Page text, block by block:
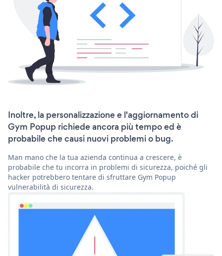
Inoltre, la personalizzazione e l'aggiornamento di
Gym Popup richiede ancora più tempo ed è
probabile che causi nuovi problemi o bug.
Man mano che la tua azienda continua a crescere, è
probabile che tu incorra in problemi di sicurezza, poiché gli
hacker potrebbero tentare di sfruttare Gym Popup
vulnerabilità di sicurezza.